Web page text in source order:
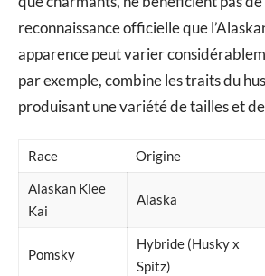
reconnaissance officielle que
apparence peut varier
par exemple, combine les traits du
produisant une variété de tailles et
Race Origine
Alaskan Klee
Kai
Alaska
Pomsky
Hybride (Husky x
Spitz)